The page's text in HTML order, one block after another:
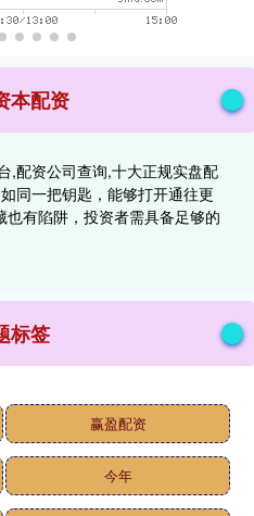
本配资
,配资公司查询,十大正规实盘配
同一把钥匙，能够打开通往更
有陷阱，投资者需具备足够的
标签
赢盈配资
今年